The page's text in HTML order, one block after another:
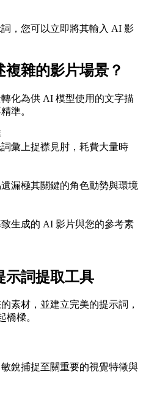
，您可以立即將其輸入 AI 影
雜的影片場景？
化為供 AI 模型使用的文字描
準。
彙上捉襟見肘，耗費大量時
漏極其關鍵的角色動勢與環境
生成的 AI 影片與您的參考素
示詞提取工具
素材，並建立完美的提示詞，
橋樑。
銳捕捉至關重要的視覺特徵與